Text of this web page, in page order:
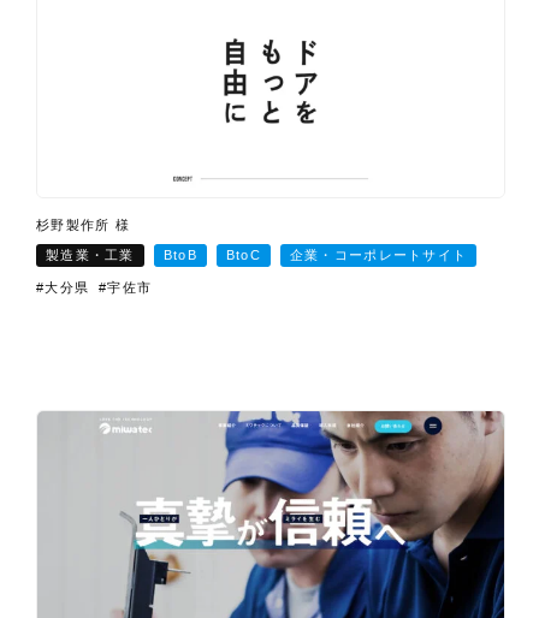
杉野製作所 様
製造業・工業 BtoB BtoC 企業・コーポレートサイト
#大分県 #宇佐市